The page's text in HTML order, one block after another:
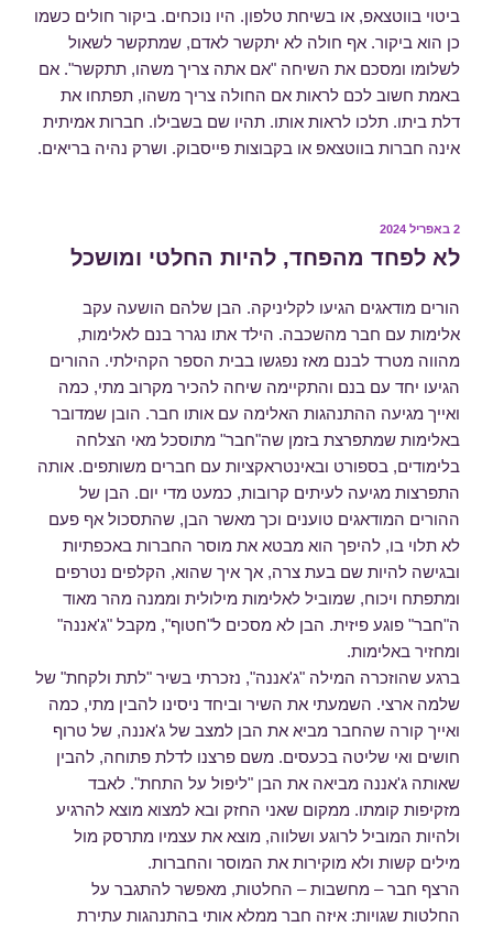
ביטוי בווטצאפ, או בשיחת טלפון. היו נוכחים. ביקור חולים כשמו
כן הוא ביקור. אף חולה לא יתקשר לאדם, שמתקשר לשאול
לשלומו ומסכם את השיחה "אם אתה צריך משהו, תתקשר". אם
באמת חשוב לכם לראות אם החולה צריך משהו, תפתחו את
דלת ביתו. תלכו לראות אותו. תהיו שם בשבילו. חברות אמיתית
אינה חברות בווטצאפ או בקבוצות פייסבוק. ושרק נהיה בריאים.
פורסם
2 באפריל 2024
לא לפחד מהפחד, להיות החלטי ומושכל
הורים מודאגים הגיעו לקליניקה. הבן שלהם הושעה עקב
אלימות עם חבר מהשכבה. הילד אתו נגרר בנם לאלימות,
מהווה מטרד לבנם מאז נפגשו בבית הספר הקהילתי. ההורים
הגיעו יחד עם בנם והתקיימה שיחה להכיר מקרוב מתי, כמה
ואייך מגיעה ההתנהגות האלימה עם אותו חבר. הובן שמדובר
באלימות שמתפרצת בזמן שה"חבר" מתוסכל מאי הצלחה
בלימודים, בספורט ובאינטראקציות עם חברים משותפים. אותה
התפרצות מגיעה לעיתים קרובות, כמעט מדי יום. הבן של
ההורים המודאגים טוענים וכך מאשר הבן, שהתסכול אף פעם
לא תלוי בו, להיפך הוא מבטא את מוסר החברות באכפתיות
ובגישה להיות שם בעת צרה, אך איך שהוא, הקלפים נטרפים
ומתפתח ויכוח, שמוביל לאלימות מילולית וממנה מהר מאוד
ה"חבר" פוגע פיזית. הבן לא מסכים ל"חטוף", מקבל "ג'אננה"
ומחזיר באלימות.
ברגע שהוזכרה המילה "ג'אננה", נזכרתי בשיר "לתת ולקחת" של
שלמה ארצי. השמעתי את השיר וביחד ניסינו להבין מתי, כמה
ואייך קורה שהחבר מביא את הבן למצב של ג'אננה, של טרוף
חושים ואי שליטה בכעסים. משם פרצנו לדלת פתוחה, להבין
שאותה ג'אננה מביאה את הבן "ליפול על התחת". לאבד
מזקיפות קומתו. ממקום שאני החזק ובא למצוא מוצא להרגיע
ולהיות המוביל לרוגע ושלווה, מוצא את עצמיו מתרסק מול
מילים קשות ולא מוקירות את המוסר והחברות.
הרצף חבר – מחשבות – החלטות, מאפשר להתגבר על
החלטות שגויות: איזה חבר ממלא אותי בהתנהגות עתירת